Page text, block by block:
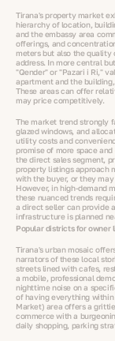
Tirana's property market
hierarchy of location,
and the embassy area
offerings, and
meters but also the quality
address. In more central
"Qender" or "Pazari i Ri,"
apartment and the
These areas can offer
may price competitively.
The market trend strongly
glazed windows, and
utility costs and
promise of more space
the direct sales segment,
property listings approach
with the buyer, or they
However, in high-demand
these nuanced trends
a direct seller can provide
infrastructure is planned
Popular districts for owner
Tirana's urban mosaic
narrators of these local
streets lined with cafes,
a mobile, professional
nighttime noise on a
of having everything
Market) area offers a
commerce with a
daily shopping, parking